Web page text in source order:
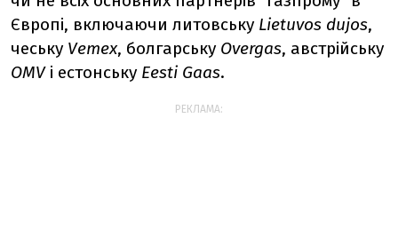
Європі, включаючи литовську Lietuvos dujos,
чеську Vemex, болгарську Overgas, австрійську
OMVі естонську Eesti Gaas.
РЕКЛАМА: